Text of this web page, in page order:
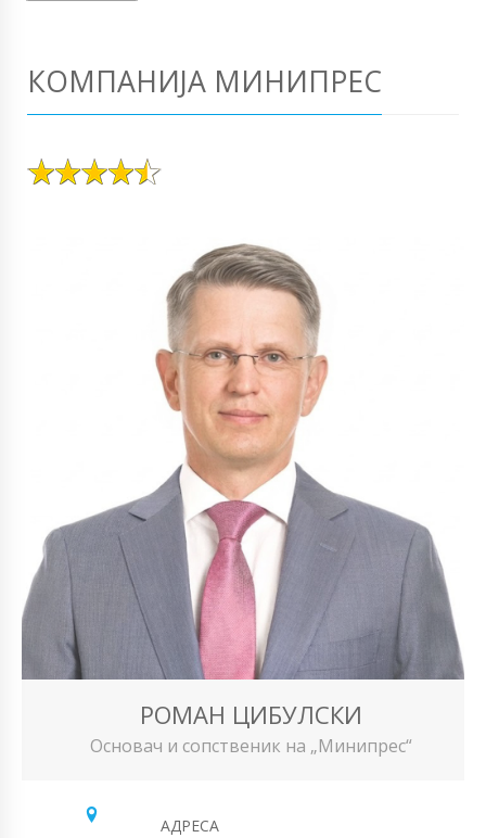
КОМПАНИЈА МИНИПРЕС
РОМАН ЦИБУЛСКИ
Основач и сопственик на „Минипрес“
АДРЕСА